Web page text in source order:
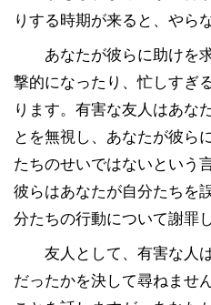
りする時期が来ると、やら
あなたが彼らに助けを
撃的になったり、忙しすぎ
ります。有害な友人はあな
とを無視し、あなたが彼ら
たちのせいではないという
彼らはあなたが自分たちを
分たちの行動について謝罪
友人として、有害な人
だったかを決して尋ねませ